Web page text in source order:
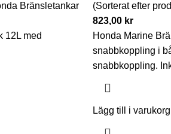
Bränsletankar
12L med
(Sorterat efter
823,00 kr
Honda Marine
snabbkoppling i
snabbkoppling.
Lägg till i varukorg